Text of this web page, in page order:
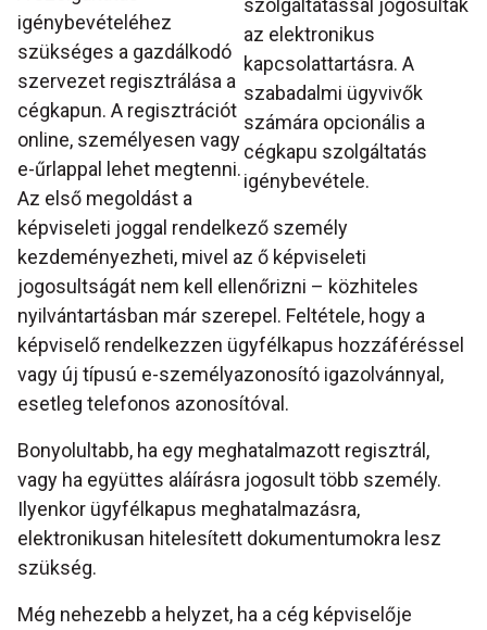
szolgáltatással jogosultak
az elektronikus
kapcsolattartásra. A
szabadalmi ügyvivők
számára opcionális a
cégkapu szolgáltatás
igénybevétele.
igénybevételéhez
szükséges a gazdálkodó
szervezet regisztrálása a
cégkapun. A regisztrációt
online, személyesen vagy
e-űrlappal lehet megtenni.
Az első megoldást a
képviseleti joggal rendelkező személy
kezdeményezheti, mivel az ő képviseleti
jogosultságát nem kell ellenőrizni – közhiteles
nyilvántartásban már szerepel. Feltétele, hogy a
képviselő rendelkezzen ügyfélkapus hozzáféréssel
vagy új típusú e-személyazonosító igazolvánnyal,
esetleg telefonos azonosítóval.
Bonyolultabb, ha egy meghatalmazott regisztrál,
vagy ha együttes aláírásra jogosult több személy.
Ilyenkor ügyfélkapus meghatalmazásra,
elektronikusan hitelesített dokumentumokra lesz
szükség.
Még nehezebb a helyzet, ha a cég képviselője